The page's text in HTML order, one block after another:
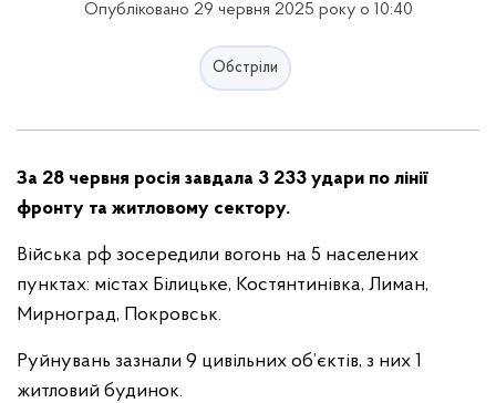
Опубліковано 29 червня 2025 року о 10:40
Обстріли
За 28 червня росія завдала 3 233 удари по лінії
фронту та житловому сектору.
Війська рф зосередили вогонь на 5 населених
пунктах: містах Білицьке, Костянтинівка, Лиман,
Мирноград, Покровськ.
Руйнувань зазнали 9 цивільних об’єктів, з них 1
житловий будинок.